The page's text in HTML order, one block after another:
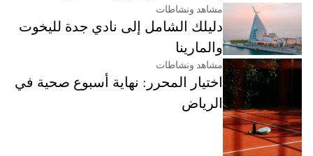
مشاهد ونشاطات
دليلك الشامل إلى نادي جدة لليخوت
والمارينا
مشاهد ونشاطات
اختيار المحرر: نهاية أسبوع صحية في
الرياض